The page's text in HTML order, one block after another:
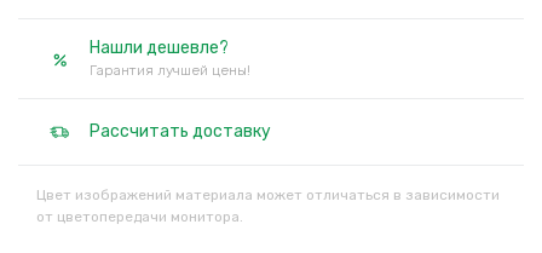
Нашли дешевле?
Гарантия лучшей цены!
Рассчитать доставку
Цвет изображений материала может отличаться в зависимости
от цветопередачи монитора.